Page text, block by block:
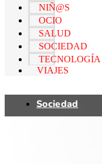
NIÑ@S
OCIO
SALUD
SOCIEDAD
TECNOLOGÍA
VIAJES
Sociedad